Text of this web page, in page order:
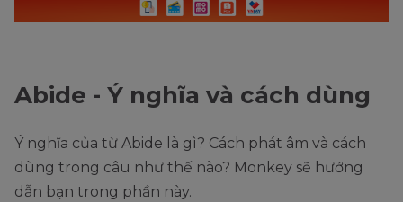
Abide - Ý nghĩa và cách dùng
Ý nghĩa của từ Abide là gì? Cách phát âm và cách
dùng trong câu như thế nào? Monkey sẽ hướng
dẫn bạn trong phần này.